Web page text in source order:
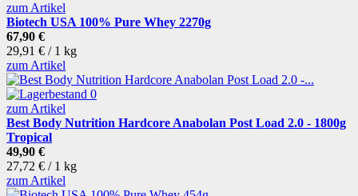
zum Artikel
Biotech USA 100% Pure Whey 2270g
67,90 €
29,91 € / 1 kg
zum Artikel
zum Artikel
Best Body Nutrition Hardcore Anabolan Post Load 2.0 - 1800g
Tropical
49,90 €
27,72 € / 1 kg
zum Artikel